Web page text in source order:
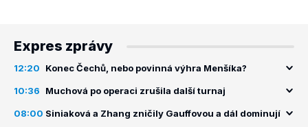
Expres zprávy
12:20 Konec Čechů, nebo povinná výhra Menšíka?
10:36 Muchová po operaci zrušila další turnaj
08:00 Siniaková a Zhang zničily Gauffovou a dál dominují